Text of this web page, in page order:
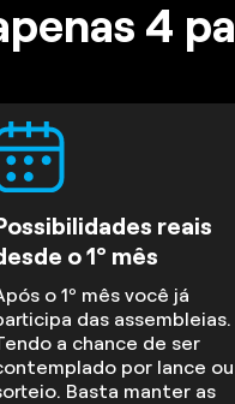
4
reais
o 1º mês
o 1º mês você já
das assembleias.
a chance de ser
por lance ou
Basta manter as